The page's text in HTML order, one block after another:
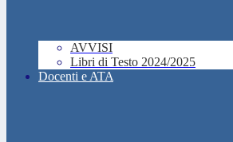
AVVISI
Libri di Testo 2024/2025
Docenti e ATA